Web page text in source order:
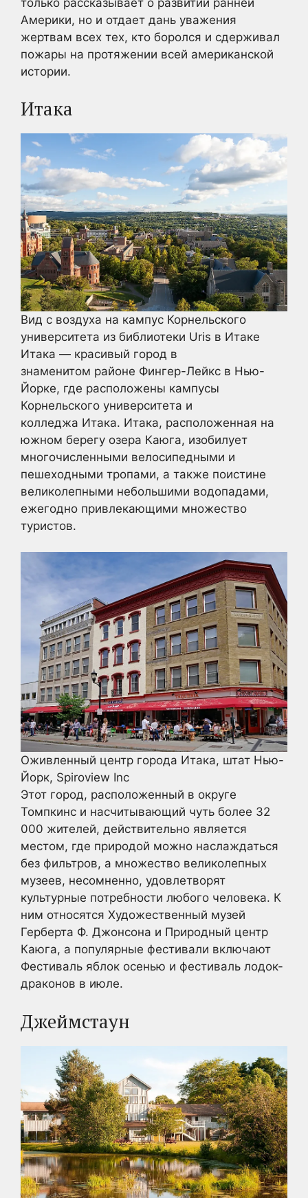
Америки, но и отдает дань уважения
жертвам всех тех, кто боролся и сдерживал
пожары на протяжении всей американской
истории.
Итака
Вид с воздуха на кампус Корнельского
университета из библиотеки Uris в Итаке
Итака — красивый город в
знаменитом районе Фингер-Лейкс в Нью-
Йорке, где расположены кампусы
Корнельского университета и
колледжа Итака. Итака, расположенная на
южном берегу озера Каюга, изобилует
многочисленными велосипедными и
пешеходными тропами, а также поистине
великолепными небольшими водопадами,
ежегодно привлекающими множество
туристов.
Оживленный центр города Итака, штат Нью-
Йорк, Spiroview Inc
Этот город, расположенный в округе
Томпкинс и насчитывающий чуть более 32
000 жителей, действительно является
местом, где природой можно наслаждаться
без фильтров, а множество великолепных
музеев, несомненно, удовлетворят
культурные потребности любого человека. К
ним относятся Художественный музей
Герберта Ф. Джонсона и Природный центр
Каюга, а популярные фестивали включают
Фестиваль яблок осенью и фестиваль лодок-
драконов в июле.
Джеймстаун